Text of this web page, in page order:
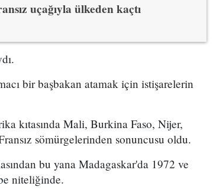
uçağıyla ülkeden kaçtı
bir başbakan atamak için istişarelerin
kıtasında Mali, Burkina Faso, Nijer,
sömürgelerinden sonuncusu oldu.
bu yana Madagaskar'da 1972 ve
niteliğinde.